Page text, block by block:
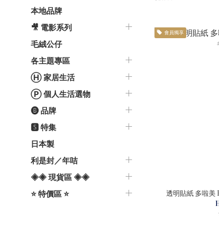
本地品牌
🎥 電影系列
毛絨公仔
各主題專區
Ⓗ 家居生活
Ⓟ 個人生活選物
🅑 品牌
🆂 特集
日本製
利是封／年咭
◈◈ 現貨區 ◈◈
⭐️ 特價區 ⭐️
會員獨享